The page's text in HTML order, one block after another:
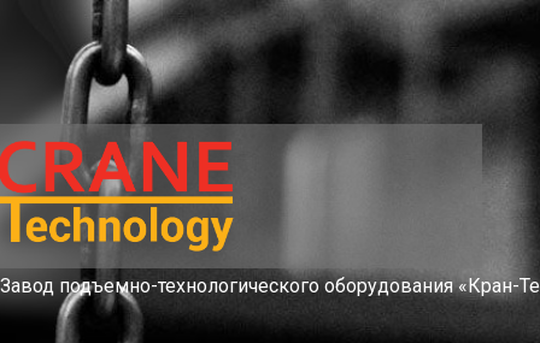
Завод подъемно-технологического оборудования «Кран-